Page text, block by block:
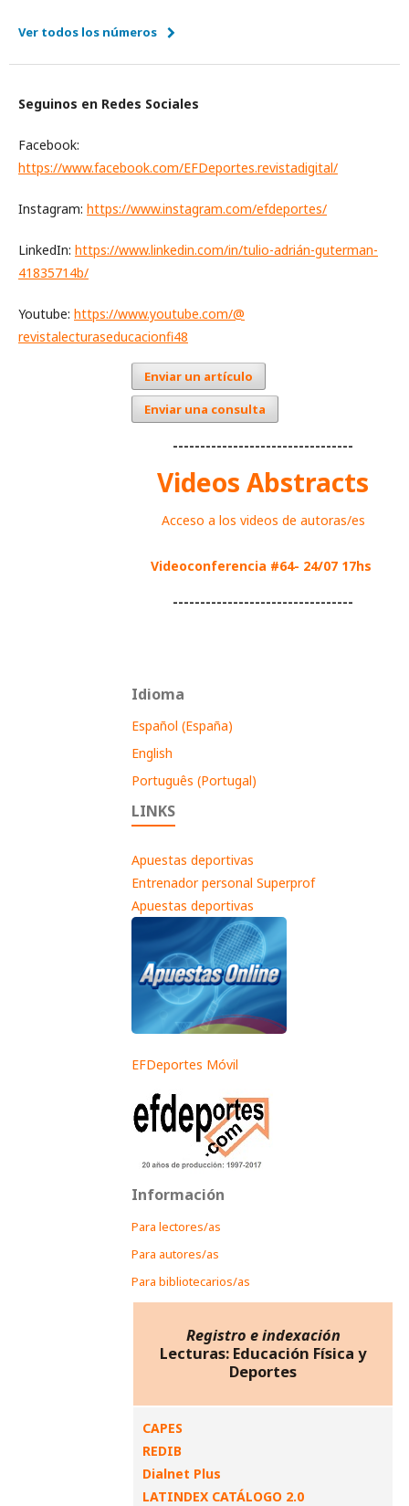
Ver todos los números
Seguinos en Redes Sociales
Facebook:
https://www.facebook.com/EFDeportes.revistadigital/
Instagram: https://www.instagram.com/efdeportes/
LinkedIn: https://www.linkedin.com/in/tulio-adrián-guterman-
41835714b/
Youtube: https://www.youtube.com/@
revistalecturaseducacionfi48
Enviar un artículo
Enviar una consulta
---------------------------------
Videos Abstracts
Acceso a los videos de autoras/es
Videoconferencia #64- 24/07 17hs
---------------------------------
Idioma
Español (España)
English
Português (Portugal)
LINKS
Apuestas deportivas
Entrenador personal Superprof
Apuestas deportivas
EFDeportes Móvil
Información
Para lectores/as
Para autores/as
Para bibliotecarios/as
Registro e indexación
Lecturas: Educación Física y
Deportes
CAPES
REDIB
Dialnet Plus
LATINDEX CATÁLOGO 2.0